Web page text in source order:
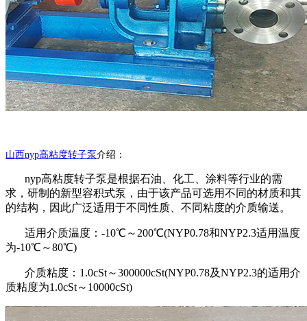
山西nyp高粘度转子泵介绍：
nyp高粘度转子泵是根据石油、化工、涂料等行业的需
求，研制的新型容积式泵，由于该产品可选用不同的材质和其
的结构，因此广泛适用于不同性质、不同粘度的介质输送。
适用介质温度： -10℃～200℃(NYP0.78和NYP2.3适用温度
为-10℃～80℃)
介质粘度： 1.0cSt～300000cSt(NYP0.78及NYP2.3的适用介
质粘度为1.0cSt～10000cSt)